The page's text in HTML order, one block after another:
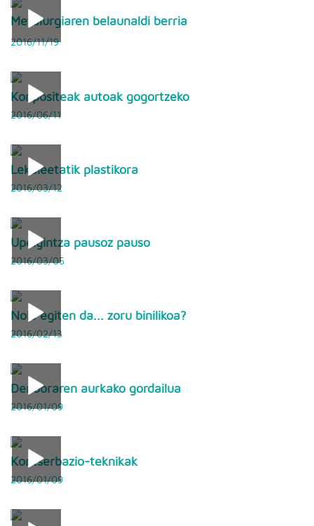
Metalurgiaren belaunaldi berria
2016/11/19
Konpositeak autoak gogortzeko
2016/06/11
Lekaleetatik plastikora
2016/03/12
Upelgintza pausoz pauso
2016/03/05
Nola egiten da... zoru binilikoa?
2016/02/13
Denboraren aurkako gordailua
2016/01/09
Kontserbazio-teknikak
2016/01/09